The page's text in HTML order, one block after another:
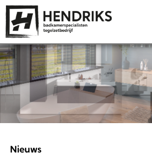
Home
Badkamers
Diensten
Showroom
Portfolio
Contact
Nieuws